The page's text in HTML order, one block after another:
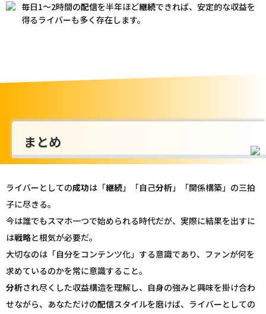
毎日1〜2時間の配信を半年ほど継続できれば、安定的な収益を
得るライバーも多く存在します。
まとめ
ライバーとしての成功は「継続」「自己分析」「関係構築」の三拍
子に尽きる。
今は誰でもスマホ一つで始められる時代だが、実際に結果を出すに
は戦略と根気が必要だ。
大切なのは「自分をコンテンツ化」する意識であり、ファンが何を
求めているのかを常に意識すること。
分析され尽くした収益構造を理解し、自身の強みと興味を掛け合わ
せながら、あなただけの配信スタイルを磨けば、ライバーとしての